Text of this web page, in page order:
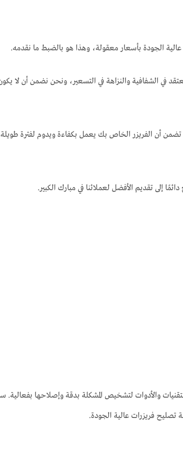
الجودة بأسعار معقولة، وهذا هو بالضبط ما نقدمه.
في الشفافية والنزاهة في التسعير، ونحن نضمن أن لا
تضمن أن الفريزر الخاص بك يعمل بكفاءة ويدوم لفترة طويلة.
إلى تقديم الأفضل لعملائنا في مبارك الكبير.
والأدوات لتشخيص المشكلة بدقة وإصلاحها بفعالية.
تصليح فريزرات عالية الجودة.